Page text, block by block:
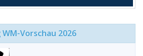
Vorschau 2026